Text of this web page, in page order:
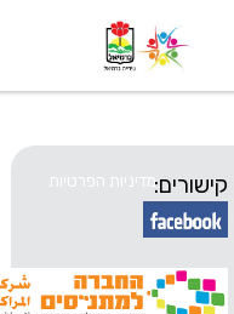
מדיניות הפרטיות